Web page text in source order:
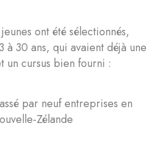
ont été sélectionnés,
30 ans, qui avaient déjà une
un cursus bien fourni :
par neuf entreprises en
Zélande